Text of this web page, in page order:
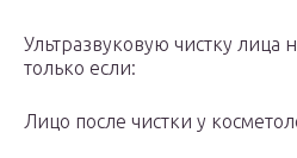
Ультразвуковую чистку лица
только если:
Лицо после чистки у